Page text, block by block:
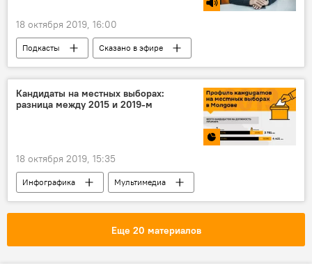
18 октября 2019, 16:00
Подкасты
Сказано в эфире
Новости
В мире
Общество
Вторая мировая война
Бордюгов Генадий
Великая Отечественная война
Кандидаты на местных выборах:
разница между 2015 и 2019-м
18 октября 2019, 15:35
Инфографика
Мультимедиа
Новости
Политика В Молдове
Еще 20 материалов